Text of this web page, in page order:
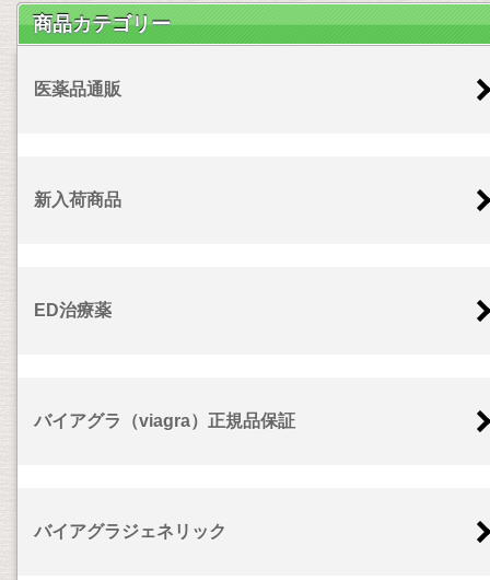
商品カテゴリー
医薬品通販
新入荷商品
ED治療薬
バイアグラ（viagra）正規品保証
バイアグラジェネリック